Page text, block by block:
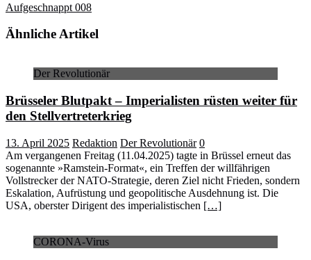
Aufgeschnappt 008
Ähnliche Artikel
Der Revolutionär
Brüsseler Blutpakt – Imperialisten rüsten weiter für
den Stellvertreterkrieg
13. April 2025 Redaktion Der Revolutionär 0
Am vergangenen Freitag (11.04.2025) tagte in Brüssel erneut das
sogenannte »Ramstein-Format«, ein Treffen der willfährigen
Vollstrecker der NATO-Strategie, deren Ziel nicht Frieden, sondern
Eskalation, Aufrüstung und geopolitische Ausdehnung ist. Die
USA, oberster Dirigent des imperialistischen […]
CORONA-Virus